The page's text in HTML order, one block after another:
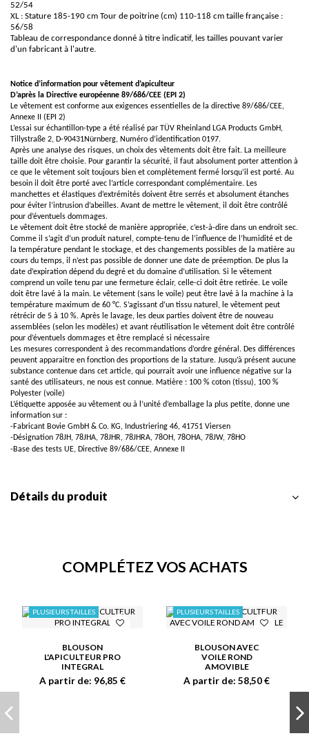
52/54
XL : Stature 185-190 cm Tour de poitrine (cm) 110-118 cm taille française :
56/58
Tableau de correspondance donné à titre indicatif, les tailles pouvant varier
d'un fabricant à l'autre.
Notice d’information pour vêtement d’apiculteur
D’après la Directive européenne 89/686/CEE (EPI 2)
Le vêtement est conforme aux exigences essentielles de la directive 89/686/CEE,
Annexe II (EPI 2)
L’essai sur échantillon-type a été réalisé par TÜV Rheinland LGA Products GmbH,
Tillystraße 2, D-90431Nürnberg, Numéro d’identification 0197.
Après une analyse des risques, un choix des vêtements doit être fait. La meilleure
taille doit être choisie. Pour garantir la sécurité, il faut absolument porter attention à
ce que le vêtement soit toujours bien et complètement fermé lorsqu’il est porté. Au
besoin il doit être porté avec l’article correspondant complémentaire. Les
manchettes et élastiques d’extrémités doivent être serrés et absolument étanches
pour éviter l’intrusion d’abeilles. Avant de mettre le vêtement, il doit être contrôlé
pour d’éventuels dommages.
Le vêtement doit être stocké de manière appropriée, c’est-à-dire dans un endroit sec.
Comme il s’agit d’un produit naturel, compte-tenu de l’influence de l’humidité et de
la température pendant le stockage, et des changements possibles de la matière au
cours du temps, il n’est pas possible de donner une date de préemption. De plus la
date d’expiration dépend du degré et du domaine d’utilisation. Si le vêtement
comprend un voile tenu par une fermeture éclair, celle-ci doit être retirée. Le voile
doit être lavé à la main. Le vêtement (sans le voile) peut être lavé à la machine à la
température maximum de 60 °C. S’agissant d’un tissu naturel, le vêtement peut
rétrécir de 5 à 10 %. Après le lavage, les deux parties doivent être de nouveau
assemblées (selon les modèles) et avant réutilisation le vêtement doit être contrôlé
pour d’éventuels dommages et être remplacé si nécessaire
Les mesures correspondent à des recommandations d’ordre général. Des différences
peuvent apparaitre en fonction des proportions de la stature. Jusqu’à présent aucune
substance contenue dans cet article, qui pourrait avoir une influence négative sur la
santé des utilisateurs, ne nous est connue. Matière : 100 % coton (tissu), 100 %
Polyester (voile)
L’étiquette apposée au vêtement ou à l’unité d’emballage la plus petite, donne une
information sur :
-Fabricant Bovie GmbH & Co. KG, Industriering 46, 41751 Viersen
-Désignation 78JH, 78JHA, 78JHR, 78JHRA, 78OH, 78OHA, 78JW, 78HO
-Base des tests UE, Directive 89/686/CEE, Annexe II
Détails du produit
COMPLÉTEZ VOS ACHATS
PLUSIEURS TAILLES
BLOUSON
L'APICULTEUR PRO
INTEGRAL
A partir de: 96,85 €
PLUSIEURS TAILLES
BLOUSON AVEC
VOILE ROND
AMOVIBLE
A partir de: 58,50 €